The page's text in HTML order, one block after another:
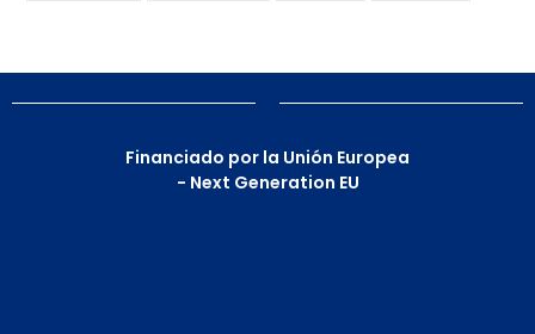
Financiado por la Unión Europea
- Next Generation EU